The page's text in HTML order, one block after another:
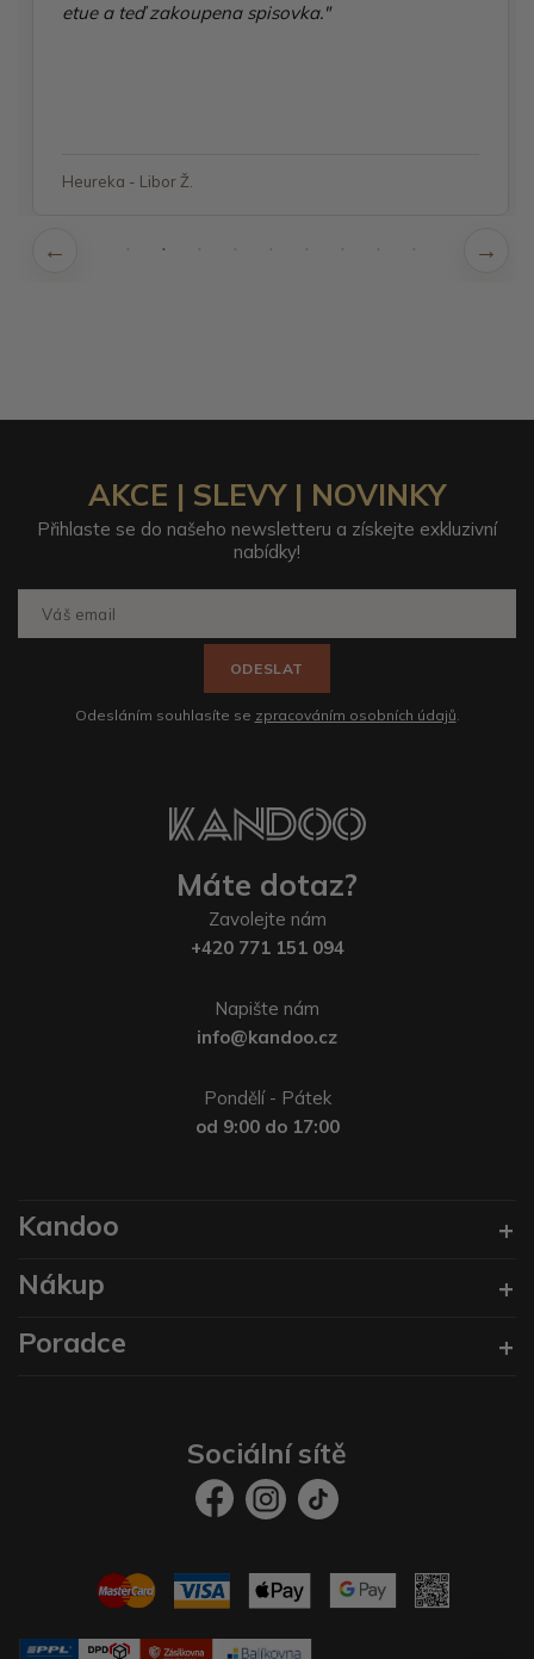
etue a teď zakoupena spisovka."
Heureka - Libor Ž.
AKCE | SLEVY | NOVINKY
Přihlaste se do našeho newsletteru a získejte exkluzivní
nabídky!
ODESLAT
Odesláním souhlasíte se zpracováním osobních údajů.
Máte dotaz?
Zavolejte nám
+420 771 151 094
Napište nám
info@kandoo.cz
Pondělí - Pátek
od 9:00 do 17:00
Kandoo
Nákup
Poradce
Sociální sítě